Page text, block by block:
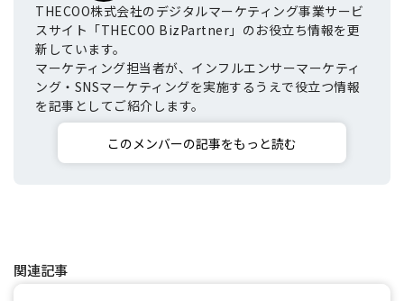
THECOO株式会社のデジタルマーケティング事業サービ
スサイト「THECOO BizPartner」のお役立ち情報を更
新しています。
マーケティング担当者が、インフルエンサーマーケティ
ング・SNSマーケティングを実施するうえで役立つ情報
を記事としてご紹介します。
このメンバーの記事をもっと読む
関連記事